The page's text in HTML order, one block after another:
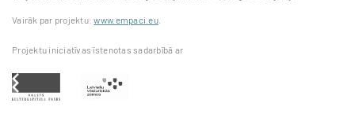
Vairāk par projektu:www.empaci.eu.
Projektu iniciatīvas īstenotas sadarbībā ar